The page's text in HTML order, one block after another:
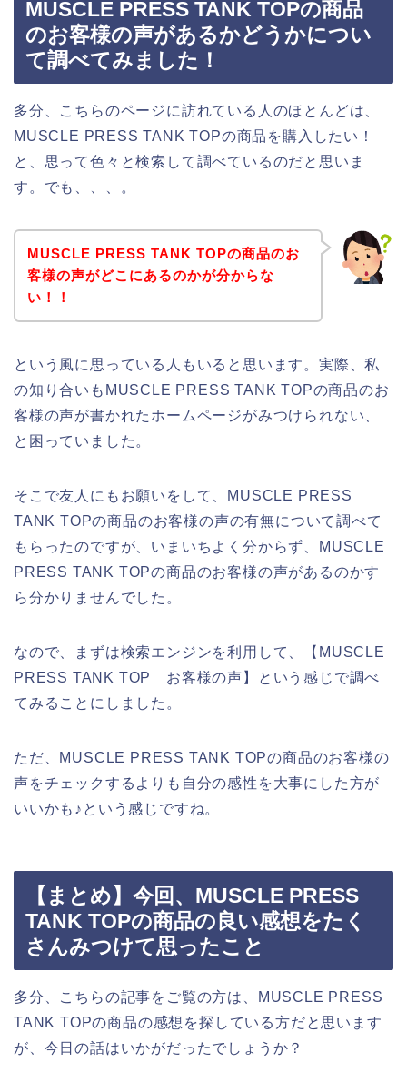
MUSCLE PRESS TANK TOPの商品
のお客様の声があるかどうかについ
て調べてみました！
多分、こちらのページに訪れている人のほとんどは、
MUSCLE PRESS TANK TOPの商品を購入したい！
と、思って色々と検索して調べているのだと思いま
す。でも、、、。
MUSCLE PRESS TANK TOPの商品のお
客様の声がどこにあるのかが分からな
い！！
という風に思っている人もいると思います。実際、私
の知り合いもMUSCLE PRESS TANK TOPの商品のお
客様の声が書かれたホームページがみつけられない、
と困っていました。
そこで友人にもお願いをして、MUSCLE PRESS
TANK TOPの商品のお客様の声の有無について調べて
もらったのですが、いまいちよく分からず、MUSCLE
PRESS TANK TOPの商品のお客様の声があるのかす
ら分かりませんでした。
なので、まずは検索エンジンを利用して、【MUSCLE
PRESS TANK TOP お客様の声】という感じで調べ
てみることにしました。
ただ、MUSCLE PRESS TANK TOPの商品のお客様の
声をチェックするよりも自分の感性を大事にした方が
いいかも♪という感じですね。
【まとめ】今回、MUSCLE PRESS
TANK TOPの商品の良い感想をたく
さんみつけて思ったこと
多分、こちらの記事をご覧の方は、MUSCLE PRESS
TANK TOPの商品の感想を探している方だと思います
が、今日の話はいかがだったでしょうか？